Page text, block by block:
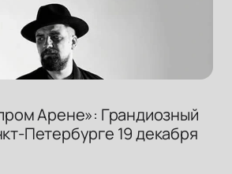
Арене»: Грандиозный
Петербурге 19 декабря